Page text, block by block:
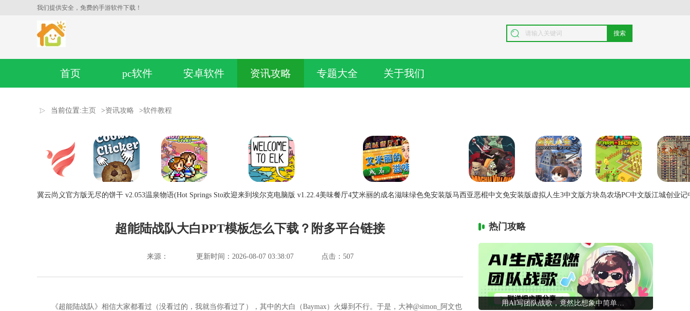
我们提供安全，免费的手游软件下载！
搜索
首页 pc软件 安卓软件 资讯攻略 专题大全 关于我们
当前位置:主页 >资讯攻略 >软件教程
冀云尚义官方版无尽的饼干 v2.053温泉物语(Hot Springs Sto欢迎来到埃尔克电脑版 v1.22.4美味餐厅4艾米丽的成名滋味绿色免安装版马西亚恶棍中文免安装版 虚拟人生3中文版方块岛农场PC中文版江城创业记
超能陆战队大白PPT模板怎么下载？附多平台链接
来源： 更新时间：2026-08-07 03:38:07 点击： 507
《超能陆战队》相信大家都看过（没看过的，我就当你看过了），其中的大白（Baymax）火爆到不行。于是，大神@simon_阿文也
热门攻略
用AI写团队战歌，竟然比想象中简单这么多